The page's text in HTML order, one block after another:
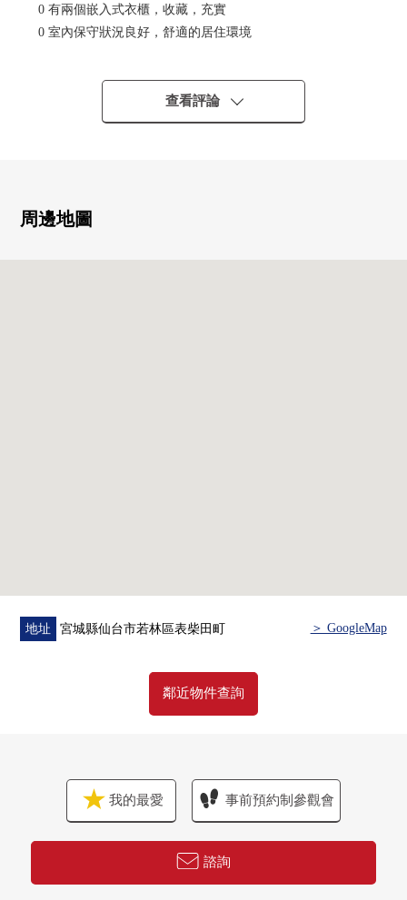
0 有兩個嵌入式衣櫃，收藏，充實
0 室內保守狀況良好，舒適的居住環境
0 有食器洗淨乾燥機
0 到最近車站步行5分鐘交通便捷
■ LIFE信息━━━━━・・・・・
○7-Eleven仙台1高前商店步行5分鐘的約360m
查看評論
周邊地圖
地址 宮城縣仙台市若林區表柴田町 ＞ GoogleMap
鄰近物件查詢
我的最愛 事前預約制參觀會
諮詢